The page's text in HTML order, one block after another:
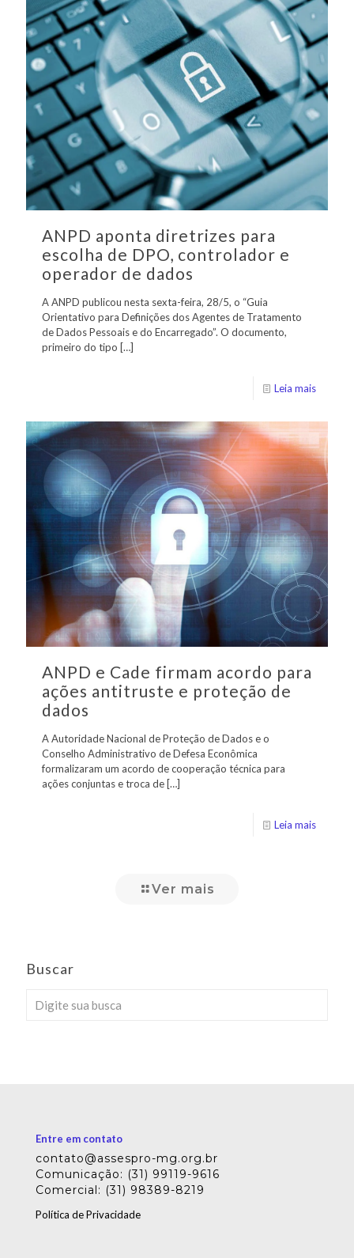
ANPD aponta diretrizes para
escolha de DPO, controlador e
operador de dados
A ANPD publicou nesta sexta-feira, 28/5, o “Guia
Orientativo para Definições dos Agentes de Tratamento
de Dados Pessoais e do Encarregado”. O documento,
primeiro do tipo […]
Leia mais
ANPD e Cade firmam acordo para
ações antitruste e proteção de
dados
A Autoridade Nacional de Proteção de Dados e o
Conselho Administrativo de Defesa Econômica
formalizaram um acordo de cooperação técnica para
ações conjuntas e troca de […]
Leia mais
Ver mais
Buscar
Entre em contato
contato@assespro-mg.org.br
Comunicação: (31) 99119-9616
Comercial: (31) 98389-8219
Política de Privacidade